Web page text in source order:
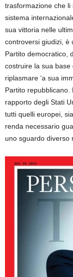
trasformazione che
sistema
sua vittoria nelle
controversi giudizi, è
Partito democratico,
costruire la sua
riplasmare ‘a sua
Partito repubblicano.
rapporto degli Stati
tutti quelli europei,
renda necessario
uno sguardo diverso